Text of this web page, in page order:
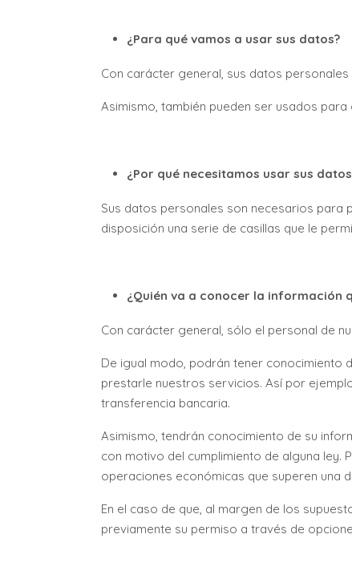
¿Para qué vamos a usar sus datos?
Con carácter general, sus datos
Asimismo, también pueden ser usados
¿Por qué necesitamos usar sus
Sus datos personales son necesarios para
disposición una serie de casillas que le
¿Quién va a conocer la información
Con carácter general, sólo el personal de
De igual modo, podrán tener conocimiento
prestarle nuestros servicios. Así por
transferencia bancaria.
Asimismo, tendrán conocimiento de su
con motivo del cumplimiento de alguna ley.
operaciones económicas que superen una
En el caso de que, al margen de los
previamente su permiso a través de